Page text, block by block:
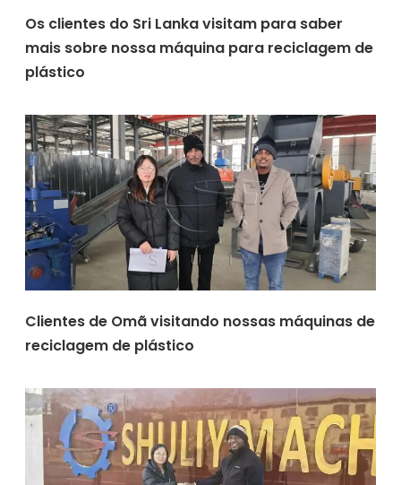
Os clientes do Sri Lanka visitam para saber
mais sobre nossa máquina para reciclagem de
plástico
Clientes de Omã visitando nossas máquinas de
reciclagem de plástico